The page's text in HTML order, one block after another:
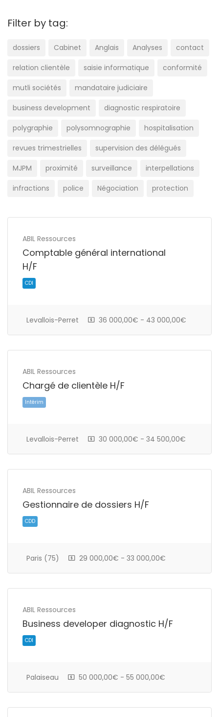
Filter by tag:
dossiers Cabinet Anglais Analyses contact
relation clientèle saisie informatique conformité
mutli sociétés mandataire judiciaire
business development diagnostic respiratoire
polygraphie polysomnographie hospitalisation
revues trimestrielles supervision des délégués
MJPM proximité surveillance interpellations
infractions police Négociation protection
ABIL Ressources
Comptable général international
H/F
CDI
Levallois-Perret 36 000,00€ - 43 000,00€
ABIL Ressources
Chargé de clientèle H/F
Levallois-Perret 30 000,00€ - 34 500,00€
ABIL Ressources
Gestionnaire de dossiers H/F
CDD
Paris (75) 29 000,00€ - 33 000,00€
ABIL Ressources
Business developer diagnostic H/F
Palaiseau 50 000,00€ - 55 000,00€